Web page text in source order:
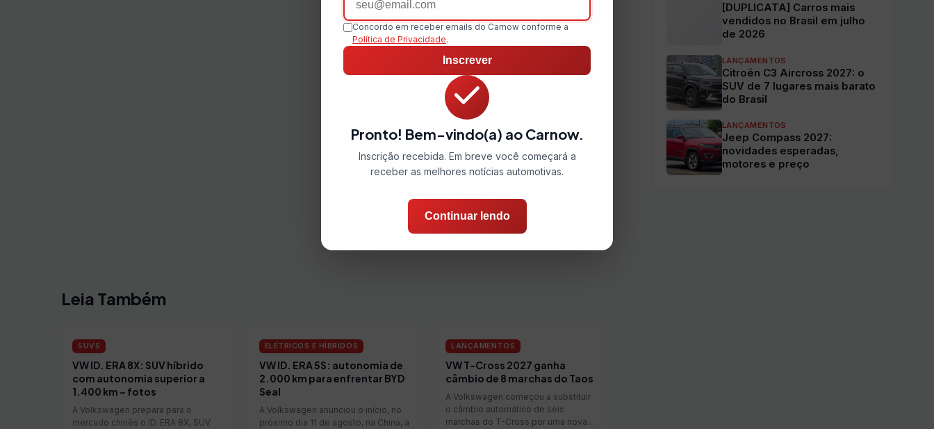
Leia Também
SUVS
VW ID. ERA 8X: SUV híbrido
com autonomia superior a
1.400 km – fotos
A Volkswagen prepara para o
mercado chinês o ID. ERA 8X, SUV
ELÉTRICOS E HÍBRIDOS
VW ID. ERA 5S: autonomia de
2.000 km para enfrentar BYD
Seal
A Volkswagen anunciou o início, no
próximo dia 11 de agosto, na China, a
LANÇAMENTOS
VW T-Cross 2027 ganha
câmbio de 8 marchas do Taos
A Volkswagen começou a substituir
o câmbio automático de seis
marchas do T-Cross por uma nova
[DUPLICATA] Carros mais
vendidos no Brasil em julho
de 2026
LANÇAMENTOS
Citroën C3 Aircross 2027: o
SUV de 7 lugares mais barato
do Brasil
LANÇAMENTOS
Jeep Compass 2027:
novidades esperadas,
motores e preço
Concordo em receber emails do Carnow conforme a
Política de Privacidade.
Inscrever
Pronto! Bem-vindo(a) ao Carnow.
Inscrição recebida. Em breve você começará a
receber as melhores notícias automotivas.
Continuar lendo